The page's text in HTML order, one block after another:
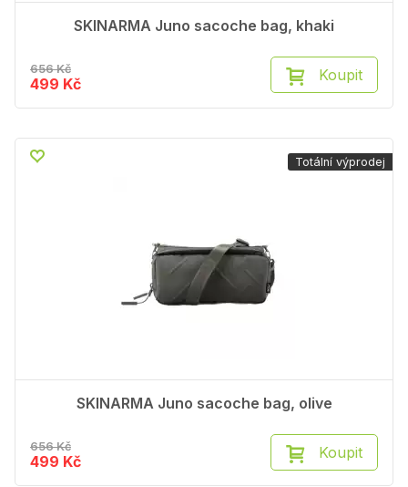
SKINARMA Juno sacoche bag, khaki
656 Kč
499 Kč Koupit
SKINARMA Juno sacoche bag, olive
656 Kč
499 Kč Koupit
Totální výprodej